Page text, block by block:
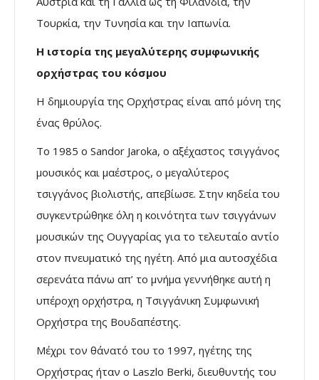
Τουρκία, την Τυνησία και την Ιαπωνία.
Η ιστορία της μεγαλύτερης συμφωνικής
ορχήστρας του κόσμου
Η δημιουργία της Ορχήστρας είναι από μόνη της
ένας θρύλος.
Το 1985 ο Sandor Jaroka, ο αξέχαστος τσιγγάνος
μουσικός και μαέστρος, ο μεγαλύτερος
τσιγγάνος βιολιστής, απεβίωσε. Στην κηδεία του
συγκεντρώθηκε όλη η κοινότητα των τσιγγάνων
μουσικών της Ουγγαρίας για το τελευταίο αντίο
στον πνευματικό της ηγέτη. Από μια αυτοσχέδια
σερενάτα πάνω απ’ το μνήμα γεννήθηκε αυτή η
υπέροχη ορχήστρα, η Τσιγγάνικη Συμφωνική
Ορχήστρα της Βουδαπέστης.
Μέχρι τον θάνατό του το 1997, ηγέτης της
Ορχήστρας ήταν ο Laszlo Berki, διευθυντής του